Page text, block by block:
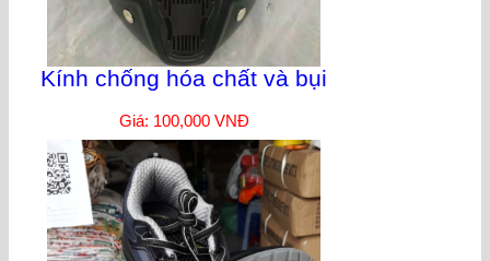
Kính chống hóa chất và bụi
Giá: 100,000 VNĐ